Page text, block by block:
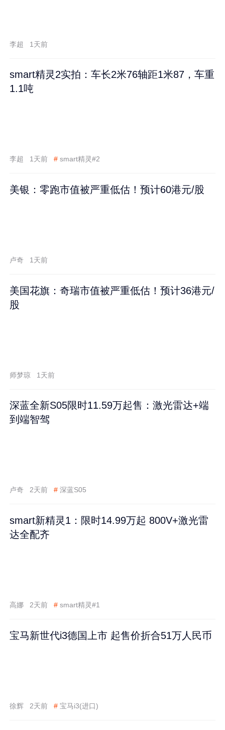
李超 1天前
smart精灵2实拍：车长2米76轴距1米87，车重
1.1吨
李超 1天前 # smart精灵#2
美银：零跑市值被严重低估！预计60港元/股
卢奇 1天前
美国花旗：奇瑞市值被严重低估！预计36港元/
股
师梦琼 1天前
深蓝全新S05限时11.59万起售：激光雷达+端
到端智驾
卢奇 2天前 # 深蓝S05
smart新精灵1：限时14.99万起 800V+激光雷
达全配齐
高娜 2天前 # smart精灵#1
宝马新世代i3德国上市 起售价折合51万人民币
徐辉 2天前 # 宝马i3(进口)